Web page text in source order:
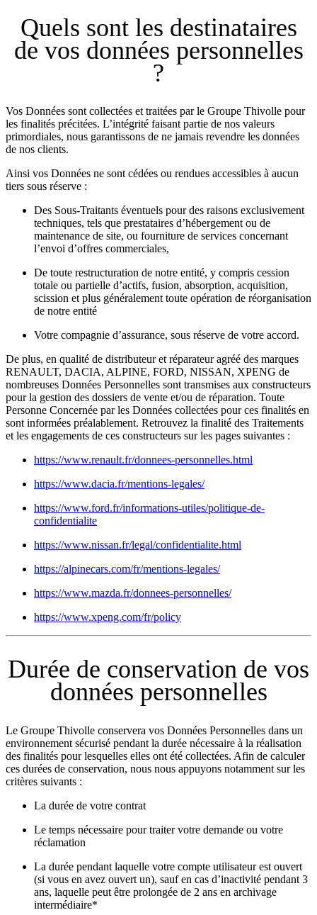
Quels sont les destinataires
de vos données personnelles
?
Vos Données sont collectées et traitées par le Groupe Thivolle pour
les finalités précitées. L’intégrité faisant partie de nos valeurs
primordiales, nous garantissons de ne jamais revendre les données
de nos clients.
Ainsi vos Données ne sont cédées ou rendues accessibles à aucun
tiers sous réserve :
Des Sous-Traitants éventuels pour des raisons exclusivement
techniques, tels que prestataires d’hébergement ou de
maintenance de site, ou fourniture de services concernant
l’envoi d’offres commerciales,
De toute restructuration de notre entité, y compris cession
totale ou partielle d’actifs, fusion, absorption, acquisition,
scission et plus généralement toute opération de réorganisation
de notre entité
Votre compagnie d’assurance, sous réserve de votre accord.
De plus, en qualité de distributeur et réparateur agréé des marques
RENAULT, DACIA, ALPINE, FORD, NISSAN, XPENG de
nombreuses Données Personnelles sont transmises aux constructeurs
pour la gestion des dossiers de vente et/ou de réparation. Toute
Personne Concernée par les Données collectées pour ces finalités en
sont informées préalablement. Retrouvez la finalité des Traitements
et les engagements de ces constructeurs sur les pages suivantes :
https://www.renault.fr/donnees-personnelles.html
https://www.dacia.fr/mentions-legales/
https://www.ford.fr/informations-utiles/politique-de-
confidentialite
https://www.nissan.fr/legal/confidentialite.html
https://alpinecars.com/fr/mentions-legales/
https://www.mazda.fr/donnees-personnelles/
https://www.xpeng.com/fr/policy
Durée de conservation de vos
données personnelles
Le Groupe Thivolle conservera vos Données Personnelles dans un
environnement sécurisé pendant la durée nécessaire à la réalisation
des finalités pour lesquelles elles ont été collectées. Afin de calculer
ces durées de conservation, nous nous appuyons notamment sur les
critères suivants :
La durée de votre contrat
Le temps nécessaire pour traiter votre demande ou votre
réclamation
La durée pendant laquelle votre compte utilisateur est ouvert
(si vous en avez ouvert un), sauf en cas d’inactivité pendant 3
ans, laquelle peut être prolongée de 2 ans en archivage
intermédiaire*